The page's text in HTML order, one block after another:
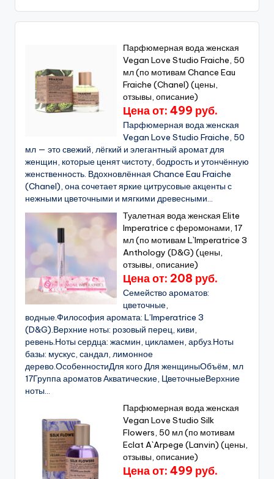
Парфюмерная вода женская
Vegan Love Studio Fraiche, 50
мл (по мотивам Chance Eau
Fraiche (Chanel) (цены,
отзывы, описание)
Цена от: 499 руб.
Парфюмерная вода женская
Vegan Love Studio Fraiche, 50
мл — это свежий, лёгкий и элегантный аромат для
женщин, которые ценят чистоту, бодрость и утончённую
женственность. Вдохновлённая Chance Eau Fraiche
(Chanel), она сочетает яркие цитрусовые акценты с
нежными цветочными и мягкими древесными...
Туалетная вода женская Elite
Imperatrice с феромонами, 17
мл (по мотивам L`Imperatrice 3
Anthology (D&G) (цены,
отзывы, описание)
Цена от: 208 руб.
Семейство ароматов:
цветочные,
водные.Философия аромата: L’Imperatrice 3
(D&G).Верхние ноты: розовый перец, киви,
ревень.Ноты сердца: жасмин, цикламен, арбуз.Ноты
базы: мускус, сандал, лимонное
дерево.ОсобенностиДля кого Для женщиныОбъём, мл
17Группа ароматов Акватические, ЦветочныеВерхние
ноты...
Парфюмерная вода женская
Vegan Love Studio Silk
Flowers, 50 мл (по мотивам
Eclat A`Arpege (Lanvin) (цены,
отзывы, описание)
Цена от: 499 руб.